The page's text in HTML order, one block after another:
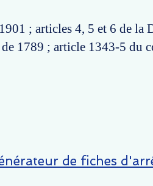
; articles 4, 5 et 6 de la
1789 ; article 1343-5 du
de fiches